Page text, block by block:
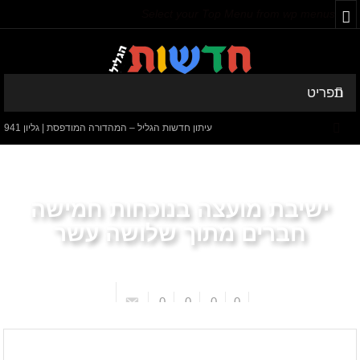
תפריט
עיתון חדשות הגליל – המהדורה המודפסת | גליון 941
חישוב מסלול מחדש: בין הג'קוזי לבבא סאלי
ישיבת מועצה בנוכחות חמישה
חברים מתוך שלושה עשר
0
0
0
0